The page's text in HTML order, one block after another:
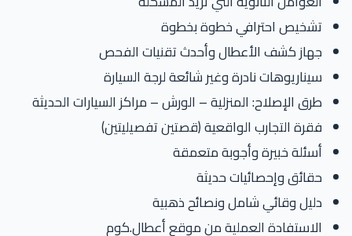
تشخيص احترافي خطوة بخطوة
جهاز كشف الأعطال وأحدث تقنيات الفحص
سيناريوهات نادرة وغير شائعة لرجة السيارة
طرق الإصلاح: المنزلية – الورش – مراكز السيارات الحديثة
فقرة التجارب الواقعية (قصتين تفصيليتين)
أسئلة خبيرة وأجوبة متعمقة
حقائق وإحصائيات حديثة
دليل وقائي شامل ونصائح ذهبية
الاستفادة العملية من موقع أعطال.كوم